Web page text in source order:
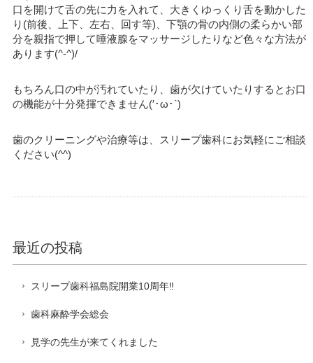
口を開けて舌の先に力を入れて、大きくゆっくり舌を動かした
り(前後、上下、左右、回す等)、下顎の骨の内側の柔らかい部
分を親指で押して唾液腺をマッサージしたりなど色々な方法が
あります(^-^)/
もちろん口の中が汚れていたり、歯が欠けていたりするとお口
の機能が十分発揮できません(′･ω･`)
歯のクリーニングや治療等は、スリープ歯科にお気軽にご相談
ください(^^)
最近の投稿
スリープ歯科福島院開業10周年‼️
歯科麻酔学会総会
見学の先生が来てくれました